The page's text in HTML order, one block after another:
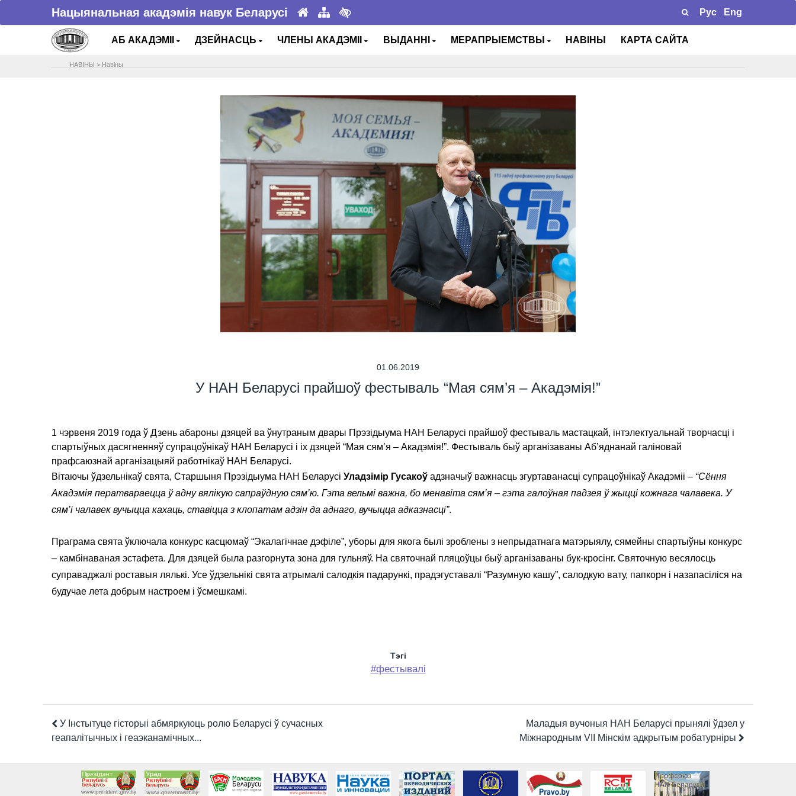
Нацыянальная акадэмія навук Беларусі Рус Eng
АБ АКАДЭМІІ ДЗЕЙНАСЦЬ ЧЛЕНЫ АКАДЭМІІ ВЫДАННІ МЕРАПРЫЕМСТВЫ НАВІНЫ КАРТА САЙТА
НАВIНЫ > Навіны
01.06.2019
У НАН Беларусі прайшоў фестываль “Мая сям’я – Акадэмія!”
1 чэрвеня 2019 года ў Дзень абароны дзяцей ва ўнутраным двары Прэзідыума НАН Беларусі прайшоў фестываль мастацкай, інтэлектуальнай творчасці і
спартыўных дасягненняў супрацоўнікаў НАН Беларусі і іх дзяцей “Мая сям’я – Акадэмія!”. Фестываль быў арганізаваны Аб’яднанай галіновай
прафсаюзнай арганізацыяй работнікаў НАН Беларусі.
Вітаючы ўдзельнікаў свята, Старшыня Прэзідыума НАН Беларусі Уладзімір Гусакоў адзначыў важнасць згуртаванасці супрацоўнікаў Акадэміі – “Сёння
Акадэмія ператвараецца ў адну вялікую сапраўдную сям’ю. Гэта вельмі важна, бо менавіта сям’я – гэта галоўная падзея ў жыцці кожнага чалавека. У
сям’і чалавек вучыцца кахаць, ставіцца з клопатам адзін да аднаго, вучыцца адказнасці”.
Праграма свята ўключала конкурс касцюмаў “Экалагічнае дэфіле”, уборы для якога былі зроблены з непрыдатнага матэрыялу, сямейны спартыўны конкурс
– камбінаваная эстафета. Для дзяцей была разгорнута зона для гульняў. На святочнай пляцоўцы быў арганізаваны бук-кросінг. Святочную весялосць
суправаджалі роставыя лялькі. Усе ўдзельнікі свята атрымалі салодкія падарункі, прадэгуставалі “Разумную кашу”, салодкую вату, папкорн і назапасіліся на
будучае лета добрым настроем і ўсмешкамі.
Тэгi
#фестывалі
У Інстытуце гісторыі абмяркуюць ролю Беларусі ў сучасных
геапалітычных і геаэканамічных...
Маладыя вучоныя НАН Беларусі прынялі ўдзел у
Міжнародным VII Мінскім адкрытым робатурніры